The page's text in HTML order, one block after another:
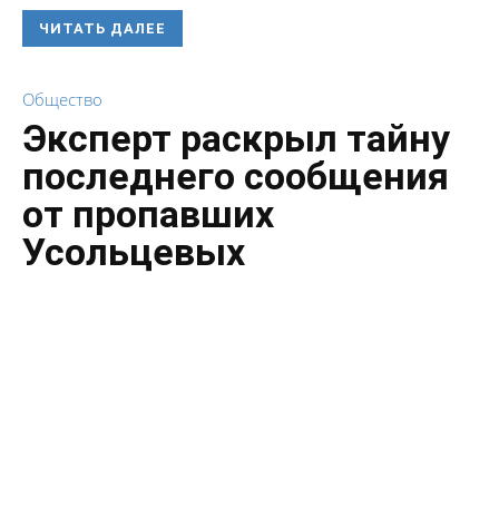
ЧИТАТЬ ДАЛЕЕ
Общество
Эксперт раскрыл тайну
последнего сообщения
от пропавших
Усольцевых